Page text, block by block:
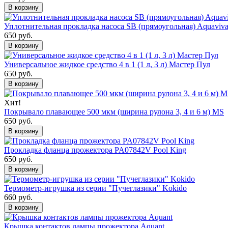
В корзину
Уплотнительная прокладка насоса SB (прямоугольная) Aquaviva
650 руб.
В корзину
Универсальное жидкое средство 4 в 1 (1 л, 3 л) Мастер Пул
650 руб.
В корзину
Хит!
Покрывало плавающее 500 мкм (ширина рулона 3, 4 и 6 м) MS
650 руб.
В корзину
Прокладка фланца прожектора PA07842V Pool King
650 руб.
В корзину
Термометр-игрушка из серии "Пучеглазики" Kokido
660 руб.
В корзину
Крышка контактов лампы прожектора Aquant